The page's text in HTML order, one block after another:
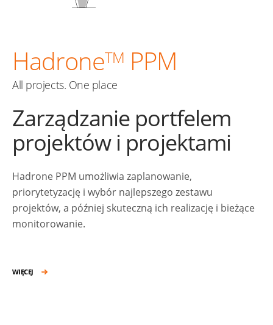
HadroneTM PPM
All projects. One place
Zarządzanie portfelem
projektów i projektami
Hadrone PPM umożliwia zaplanowanie,
priorytetyzację i wybór najlepszego zestawu
projektów, a później skuteczną ich realizację i bieżące
monitorowanie.
WIĘCEJ